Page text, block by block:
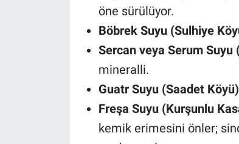
öne sürülüyor.
Böbrek Suyu (Sulhiye
Sercan veya Serum Suyu
mineralli.
Guatr Suyu (Saadet
Freşa Suyu (Kurşunlu
kemik erimesini önler;